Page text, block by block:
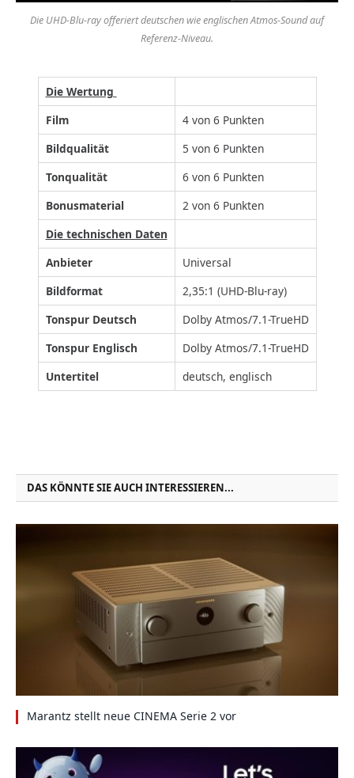
Die UHD-Blu-ray offeriert deutschen wie englischen Atmos-Sound auf
Referenz-Niveau.
Die Wertung
Film
4 von 6 Punkten
Bildqualität
5 von 6 Punkten
Tonqualität
6 von 6 Punkten
Bonusmaterial
2 von 6 Punkten
Die technischen Daten
Anbieter
Universal
Bildformat
2,35:1 (UHD-Blu-ray)
Tonspur Deutsch
Dolby Atmos/7.1-TrueHD
Tonspur Englisch
Dolby Atmos/7.1-TrueHD
Untertitel
deutsch, englisch
DAS KÖNNTE SIE AUCH INTERESSIEREN...
Marantz stellt neue CINEMA Serie 2 vor